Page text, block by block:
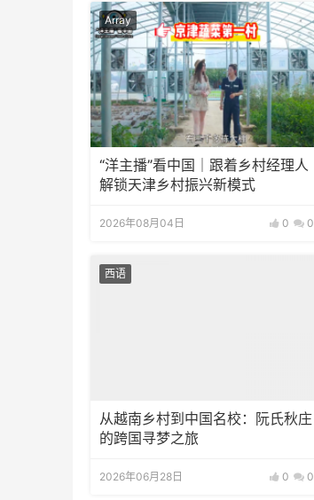
Array
“洋主播”看中国｜跟着乡村经理人
解锁天津乡村振兴新模式
2026年08月04日 0 0
西语
从越南乡村到中国名校：阮氏秋庄
的跨国寻梦之旅
2026年06月28日 0 0